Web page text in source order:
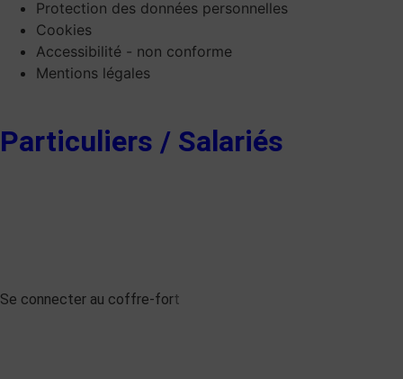
Protection des données personnelles
Cookies
Accessibilité - non conforme
Mentions légales
Particuliers / Salariés
Se connecter au coffre-fort